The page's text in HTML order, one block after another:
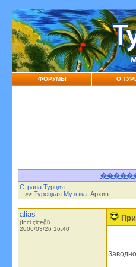
ФОРУМЫ О
Страна Турция
>> Турецкая Музыка: Архив
alias
(İnci çiçeği)
2006/03/26 16:40